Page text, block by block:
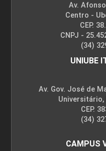
Av.
Centro -
CEP.
CNPJ -
(34)
UNIUBE
Av. Gov. José de
Universitário,
CEP.
(34)
CAMPUS